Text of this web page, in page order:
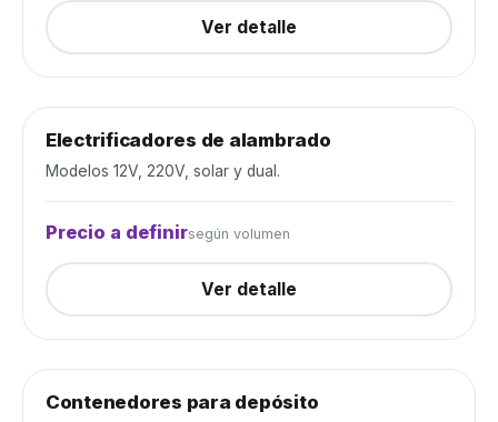
Ver detalle
Alambrados y cercos
Electrificadores de alambrado
Modelos 12V, 220V, solar y dual.
Precio a definirsegún volumen
Ver detalle
Depósito y construcción
Contenedores para depósito